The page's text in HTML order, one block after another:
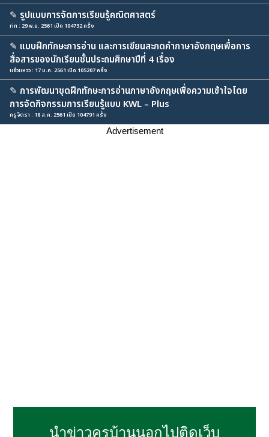
✎ รูปแบบการจัดการเรียนรู้คณิตศาสตร์
rin : 29 พ.ย. 2561 เปิด 104732 ครั้ง
✎ แบบฝึกทักษะการอ่าน และการเขียนสะกดคำภาษาอังกฤษเพื่อการ
สื่อสารของนักเรียนชั้นประถมศึกษาปีที่ 4 เรื่อง
แจ๋วแหวว : 17 ม.ค. 2561 เปิด 105207 ครั้ง
✎ การพัฒนาชุดฝึกทักษะการอ่านภาษาอังกฤษเพื่อความเข้าใจโดย
การจัดกิจกรรมการเรียนรู้แบบ KWL – Plus
ครูจิตรา : 18 ส.ค. 2561 เปิด 104791 ครั้ง
Advertisement
นำข่าวครูบ้านนอกไปติดเว็บ